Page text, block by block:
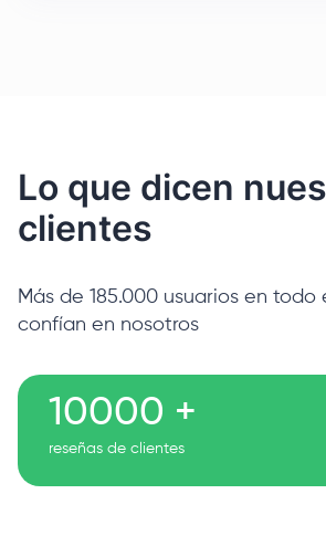
Lo que dicen
clientes
Más de 185.000 usuarios en todo
confían en nosotros
10000 +
reseñas de clientes